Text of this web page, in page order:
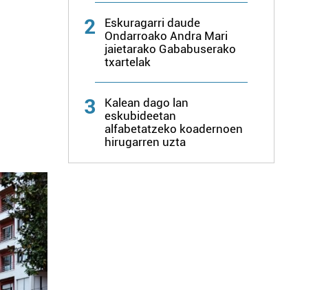
2
Eskuragarri daude
Ondarroako Andra Mari
jaietarako Gababuserako
txartelak
3
Kalean dago lan
eskubideetan
alfabetatzeko koadernoen
hirugarren uzta